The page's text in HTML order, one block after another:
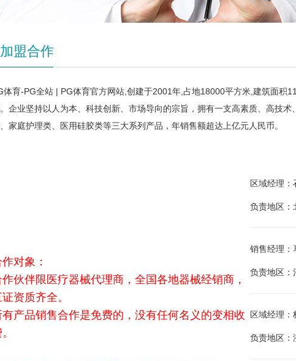
加盟合作
体育-PG全站 | PG体育官方网站,创建于2001年,占地18000平方米,建筑面积
企业坚持以人为本、科技创新、市场导向的宗旨，拥有一支高素质、高技
家庭护理类、医用硅胶类等三大系列产品，年销售额超达上亿元人民币。
对象：
作伙伴限医疗器械代理商，全国各地器械经销商，
资质齐全。
有产品销售合作是免费的，没有任何名义的变相收
区域经理
负责地区：
销售经理：
负责地区：
区域经理
负责地区：